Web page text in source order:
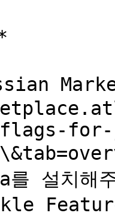
flags-
설치해